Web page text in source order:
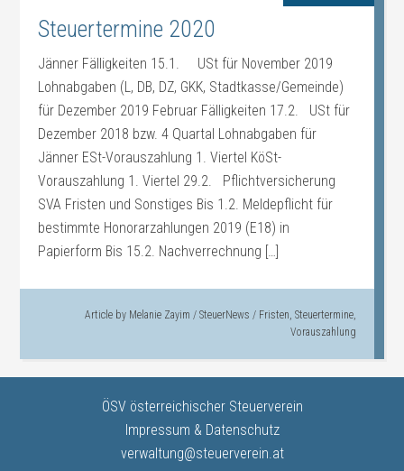
Steuertermine 2020
Jänner Fälligkeiten 15.1. USt für November 2019
Lohnabgaben (L, DB, DZ, GKK, Stadtkasse/Gemeinde)
für Dezember 2019 Februar Fälligkeiten 17.2. USt für
Dezember 2018 bzw. 4 Quartal Lohnabgaben für
Jänner ESt-Vorauszahlung 1. Viertel KöSt-
Vorauszahlung 1. Viertel 29.2. Pflichtversicherung
SVA Fristen und Sonstiges Bis 1.2. Meldepflicht für
bestimmte Honorarzahlungen 2019 (E18) in
Papierform Bis 15.2. Nachverrechnung […]
Article by Melanie Zayim / SteuerNews / Fristen, Steuertermine,
Vorauszahlung
ÖSV österreichischer Steuerverein
Impressum & Datenschutz
verwaltung@steuerverein.at